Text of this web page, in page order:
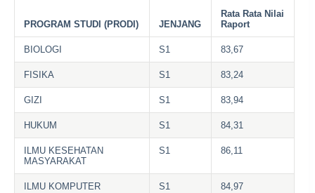
PROGRAM STUDI (PRODI) JENJANG
Rata Rata Nilai
Raport
BIOLOGI S1 83,67
FISIKA S1 83,24
GIZI S1 83,94
HUKUM S1 84,31
ILMU KESEHATAN
MASYARAKAT
S1 86,11
ILMU KOMPUTER S1 84,97